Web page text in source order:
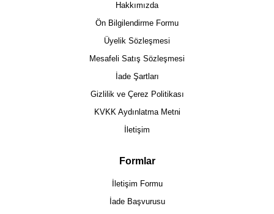
Hakkımızda
Ön Bilgilendirme Formu
Üyelik Sözleşmesi
Mesafeli Satış Sözleşmesi
İade Şartları
Gizlilik ve Çerez Politikası
KVKK Aydınlatma Metni
İletişim
Formlar
İletişim Formu
İade Başvurusu